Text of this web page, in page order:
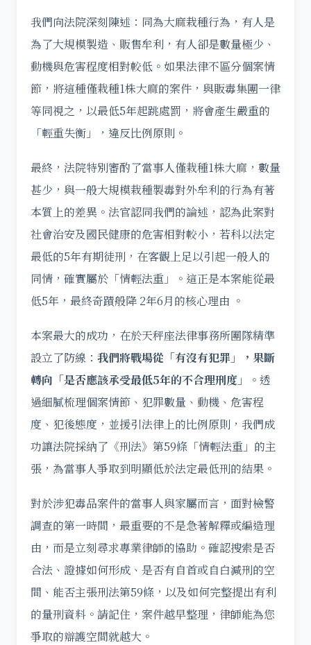
我們向法院深刻陳述：同為大麻栽種行為，有人是
為了大規模製造、販售牟利，有人卻是數量極少、
動機與危害程度相對較低。如果法律不區分個案情
節，將這種僅栽種1株大麻的案件，與販毒集團一律
等同視之，以最低5年起跳處罰，將會產生嚴重的
「輕重失衡」，違反比例原則。
最終，法院特別審酌了當事人僅栽種1株大麻，數量
甚少，與一般大規模栽種製毒對外牟利的行為有著
本質上的差異。法官認同我們的論述，認為此案對
社會治安及國民健康的危害相對較小，若科以法定
最低的5年有期徒刑，在客觀上足以引起一般人的
同情，確實屬於「情輕法重」。這正是本案能從最
低5年，最終奇蹟般降 2年6月的核心理由 。
本案最大的成功，在於天秤座法律事務所團隊精準
設立了防線： 我們將戰場從「有沒有犯罪」，果斷
轉向「是否應該承受最低5年的不合理刑度」
。透
過細膩梳理個案情節、犯罪數量、動機、危害程
度、犯後態度，並援引法律上的比例原則，我們成
功讓法院採納了《刑法》第59條「情輕法重」的主
張，為當事人爭取到明顯低於法定最低刑的結果。
對於涉犯毒品案件的當事人與家屬而言，面對檢警
調查的第一時間，最重要的不是急著解釋或編造理
由，而是立刻尋求專業律師的協助。確認搜索是否
合法、證據如何形成、是否有自首或自白減刑的空
間、能否主張刑法第59條，以及如何完整提出有利
的量刑資料。請記住，案件越早整理，律師能為您
爭取的辯護空間就越大。